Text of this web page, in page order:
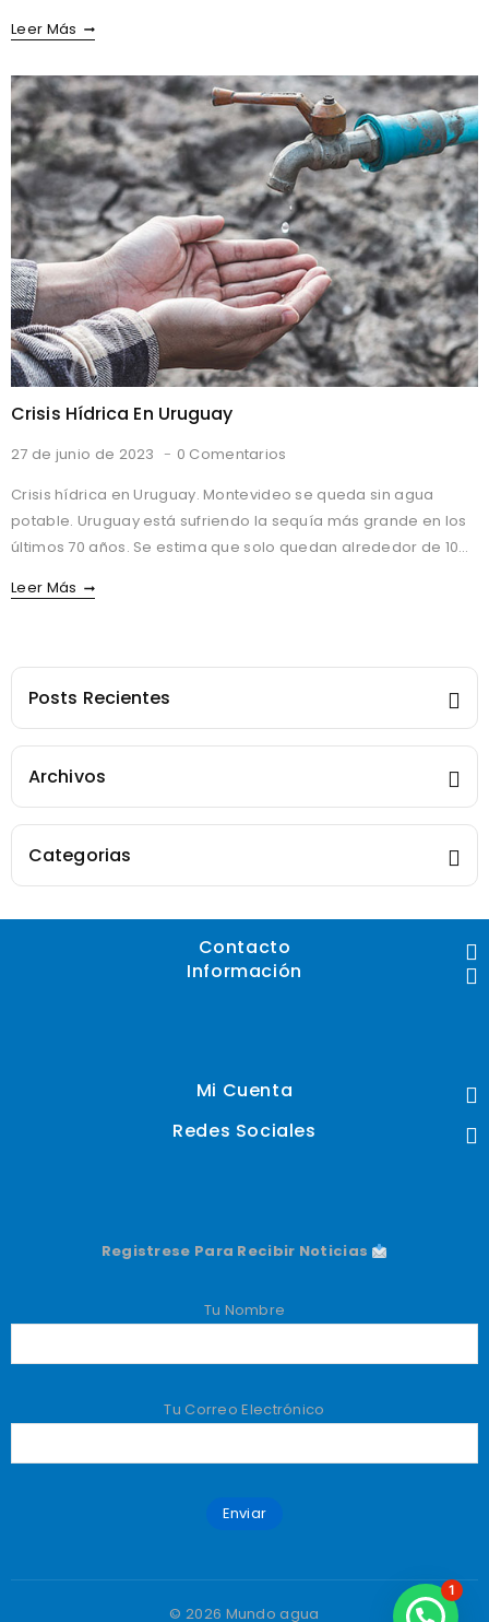
Leer Más El
De
Marzo,
Día
Mundial
Del
Agua
Crisis Hídrica En Uruguay
27 de junio de 2023
0 Comentarios
Crisis hídrica en Uruguay. Montevideo se queda sin agua
potable. Uruguay está sufriendo la sequía más grande en los
últimos 70 años. Se estima que solo quedan alrededor de 10…
Leer Más Crisis
Uruguay
Posts Recientes
Archivos
Categorias
Contacto
Información
Mi Cuenta
Redes Sociales
Registrese Para Recibir Noticias
Tu Nombre
Tu Correo Electrónico
© 2026 Mundo agua
1